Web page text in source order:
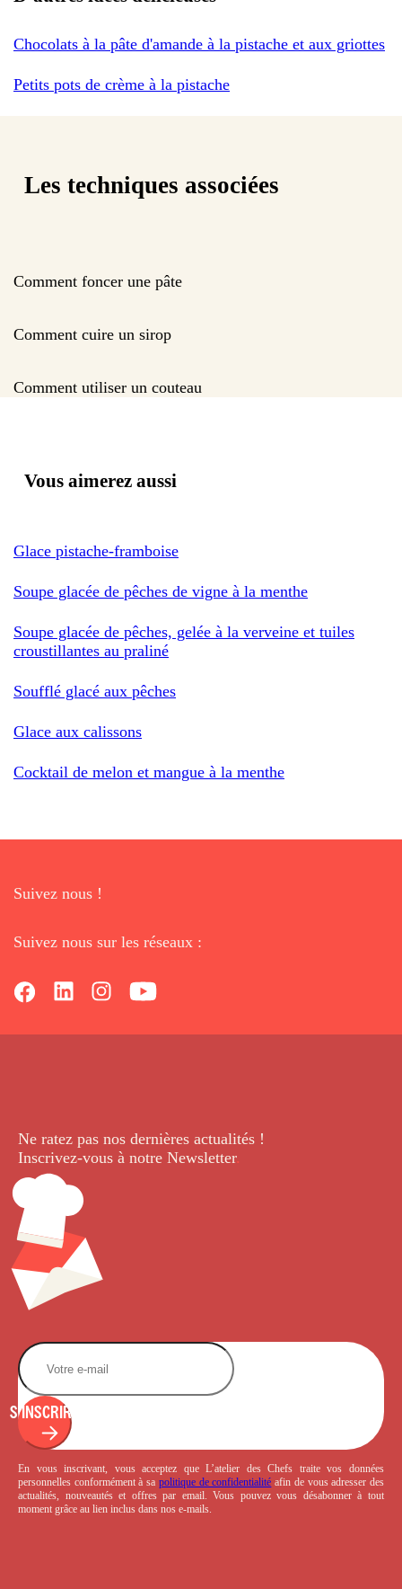
Chocolats à la pâte d'amande à la pistache et aux griottes
Petits pots de crème à la pistache
Les techniques associées
Comment foncer une pâte
Comment cuire un sirop
Comment utiliser un couteau
Vous aimerez aussi
Glace pistache-framboise
Soupe glacée de pêches de vigne à la menthe
Soupe glacée de pêches, gelée à la verveine et tuiles
croustillantes au praliné
Soufflé glacé aux pêches
Glace aux calissons
Cocktail de melon et mangue à la menthe
Suivez nous !
Suivez nous sur les réseaux :
Ne ratez pas nos dernières actualités !
Inscrivez-vous à notre Newsletter.
S'INSCRIRE
En vous inscrivant, vous acceptez que L’atelier des Chefs traite vos données
personnelles conformément à sa politique de confidentialité afin de vous adresser des
actualités, nouveautés et offres par email. Vous pouvez vous désabonner à tout
moment grâce au lien inclus dans nos e-mails.